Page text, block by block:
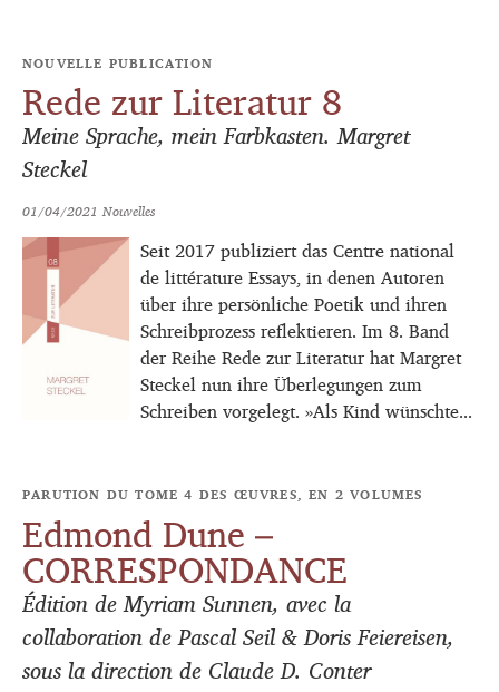
NOUVELLE PUBLICATION
Rede zur Literatur 8
Meine Sprache, mein Farbkasten. Margret
Steckel
01/04/2021 Nouvelles
Seit 2017 publiziert das Centre national
de littérature Essays, in denen Autoren
über ihre persönliche Poetik und ihren
Schreibprozess reflektieren. Im 8. Band
der Reihe Rede zur Literatur hat Margret
Steckel nun ihre Überlegungen zum
Schreiben vorgelegt. »Als Kind wünschte...
PARUTION DU TOME 4 DES ŒUVRES, EN 2 VOLUMES
Edmond Dune –
CORRESPONDANCE
Édition de Myriam Sunnen, avec la
collaboration de Pascal Seil & Doris Feiereisen,
sous la direction de Claude D. Conter